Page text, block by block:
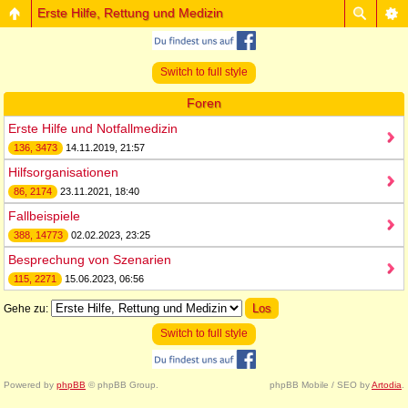
Erste Hilfe, Rettung und Medizin
Switch to full style
Foren
Erste Hilfe und Notfallmedizin
136, 3473 14.11.2019, 21:57
Hilfsorganisationen
86, 2174 23.11.2021, 18:40
Fallbeispiele
388, 14773 02.02.2023, 23:25
Besprechung von Szenarien
115, 2271 15.06.2023, 06:56
Gehe zu:
Switch to full style
Powered by phpBB © phpBB Group. phpBB Mobile / SEO byArtodia